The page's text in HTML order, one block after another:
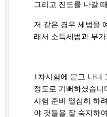
그리고 진도를 나갈
저 같은 경우 세법을
래서 소득세법과 부
1 차시험에 붙고 나니
정도로 기뻐하셨습니
시험 준비 열심히 하
야 것들을 잘 숙지하